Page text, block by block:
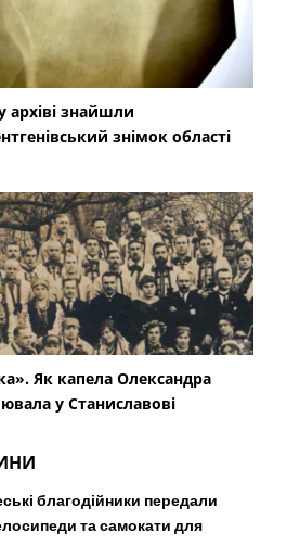
Як капела Олександра
у Станиславові
благодійники передали
08/2026 17:52 Reporter
пошта» звільнила
які виштовхали
на вулицю у спеку
08/2026 16:54 Reporter